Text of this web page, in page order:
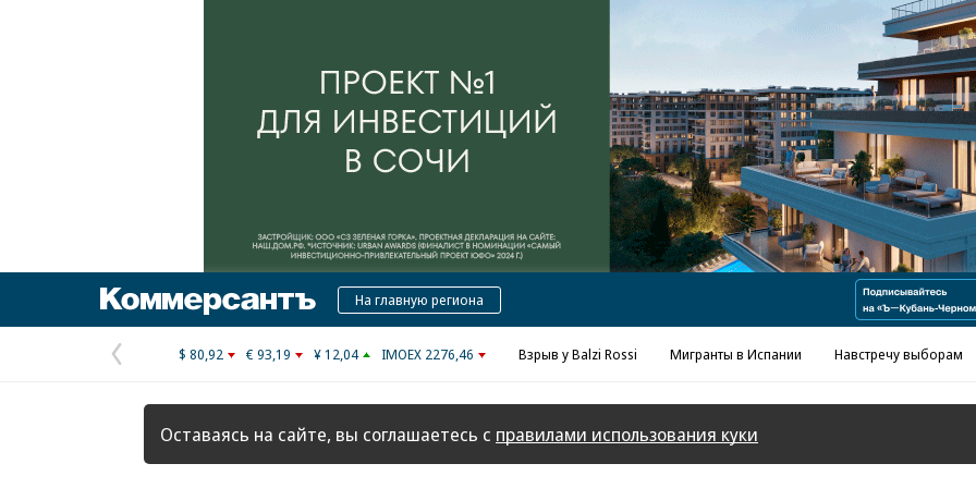
Реклама в «Ъ» www.kommersant.ru/ad
КоммерсантъНа главную региона
Предыдущая
страница
$ 80,92 € 93,19 ¥ 12,04 IMOEX 2276,46 Взрыв у Balzi Rossi Мигранты в Испании Навстречу выборам
Оставаясь на сайте, вы соглашаетесь с правилами использования куки